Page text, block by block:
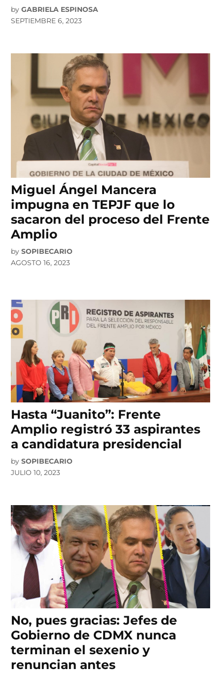
by GABRIELA ESPINOSA
SEPTIEMBRE 6, 2023
Miguel Ángel Mancera
impugna en TEPJF que lo
sacaron del proceso del Frente
Amplio
by SOPIBECARIO
AGOSTO 16, 2023
Hasta “Juanito”: Frente
Amplio registró 33 aspirantes
a candidatura presidencial
by SOPIBECARIO
JULIO 10, 2023
No, pues gracias: Jefes de
Gobierno de CDMX nunca
terminan el sexenio y
renuncian antes